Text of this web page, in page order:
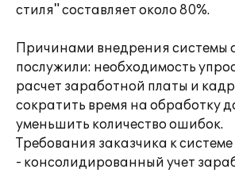
стиля" составляет около 80%.
Причинами внедрения системы
послужили: необходимость
расчет заработной платы и
сократить время на обработку
уменьшить количество ошибок.
Требования заказчика к системе
- консолидированный учет